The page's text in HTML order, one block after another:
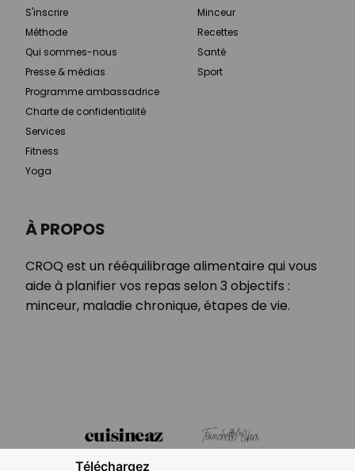
À PROPOS
CROQ est un rééquilibrage alimentaire qui vous
aide à planifier vos repas selon 3 objectifs :
minceur, maladie chronique, étapes de vie.
S'inscrire
Méthode
Qui sommes-nous
Presse & médias
Programme ambassadrice
Charte de confidentialité
Services
Fitness
Yoga
Minceur
Recettes
Santé
Sport
Téléchargez